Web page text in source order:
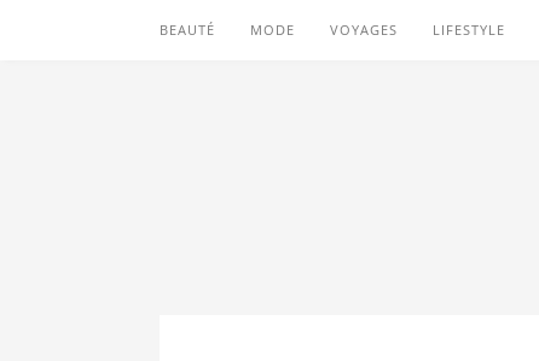
BEAUTÉ MODE VOYAGES LIFESTYLE